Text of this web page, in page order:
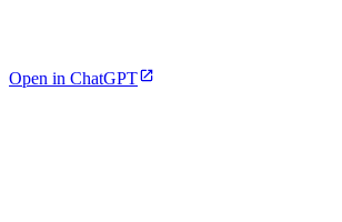
Open in ChatGPT